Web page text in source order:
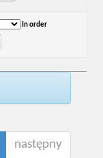
In order
następny